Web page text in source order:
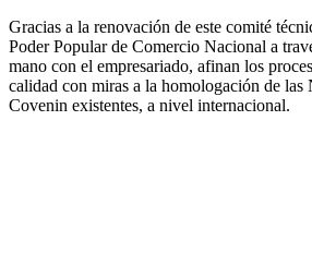
Gracias a la renovación de este comité
Poder Popular de Comercio Nacional a
mano con el empresariado, afinan los
calidad con miras a la homologación de las
Covenin existentes, a nivel internacional.